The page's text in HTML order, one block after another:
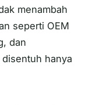
menambah
seperti OEM
dan
hanya